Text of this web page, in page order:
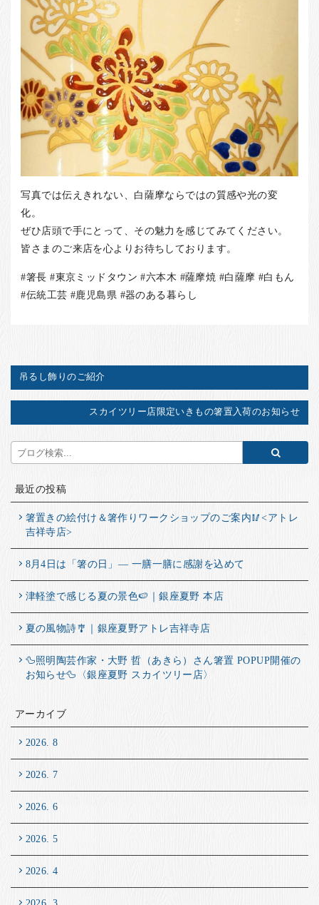
写真では伝えきれない、白薩摩ならではの質感や光の変
化。
ぜひ店頭で手にとって、その魅力を感じてみてください。
皆さまのご来店を心よりお待ちしております。
#箸長 #東京ミッドタウン #六本木 #薩摩焼 #白薩摩 #白もん
#伝統工芸 #鹿児島県 #器のある暮らし
吊るし飾りのご紹介
スカイツリー店限定いきもの箸置入荷のお知らせ
最近の投稿
箸置きの絵付け＆箸作りワークショップのご案内🥢<アトレ
吉祥寺店>
8月4日は「箸の日」― 一膳一膳に感謝を込めて
津軽塗で感じる夏の景色🍉｜銀座夏野 本店
夏の風物詩🎐｜銀座夏野アトレ吉祥寺店
🦆照明陶芸作家・大野 哲（あきら）さん箸置 POPUP開催の
お知らせ🦆〈銀座夏野 スカイツリー店〉
アーカイブ
2026. 8
2026. 7
2026. 6
2026. 5
2026. 4